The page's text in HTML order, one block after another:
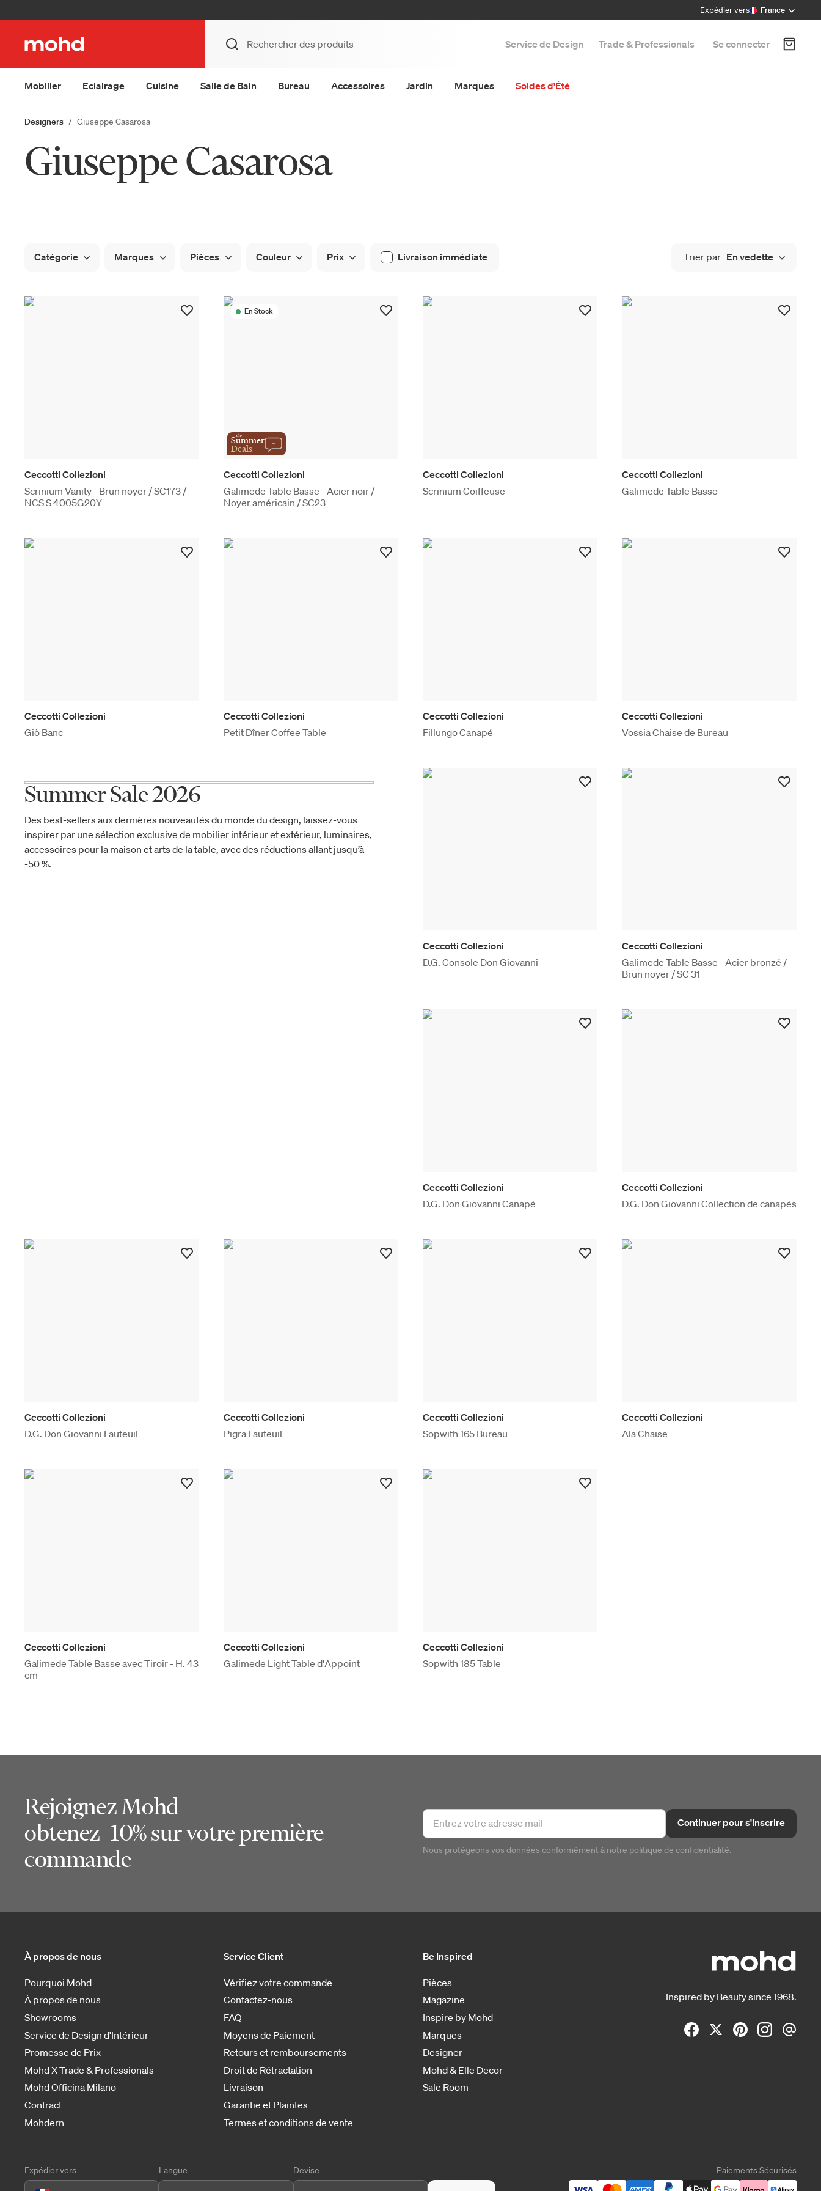
Expédier vers France
Service de Design Trade & Professionals Se connecter
Mobilier Eclairage Cuisine Salle de Bain Bureau Accessoires Jardin Marques Soldes d'Été
Designers Giuseppe Casarosa
Giuseppe Casarosa
Catégorie Marques Pièces Couleur Prix Livraison immédiate Trier par En vedette
Ceccotti Collezioni
Scrinium Vanity - Brun noyer / SC173 /
NCS S 4005G20Y
En Stock
the
Summer
Deals
Ceccotti Collezioni
Galimede Table Basse - Acier noir /
Noyer américain / SC23
Ceccotti Collezioni
Scrinium Coiffeuse
Ceccotti Collezioni
Galimede Table Basse
Ceccotti Collezioni
Giò Banc
Ceccotti Collezioni
Petit Dîner Coffee Table
Ceccotti Collezioni
Fillungo Canapé
Ceccotti Collezioni
Vossia Chaise de Bureau
Summer Sale 2026
Des best-sellers aux dernières nouveautés du monde du design, laissez-vous
inspirer par une sélection exclusive de mobilier intérieur et extérieur, luminaires,
accessoires pour la maison et arts de la table, avec des réductions allant jusqu’à
-50 %.
Ceccotti Collezioni
D.G. Console Don Giovanni
Ceccotti Collezioni
Galimede Table Basse - Acier bronzé /
Brun noyer / SC 31
Ceccotti Collezioni
D.G. Don Giovanni Canapé
Ceccotti Collezioni
D.G. Don Giovanni Collection de canapés
Ceccotti Collezioni
D.G. Don Giovanni Fauteuil
Ceccotti Collezioni
Pigra Fauteuil
Ceccotti Collezioni
Sopwith 165 Bureau
Ceccotti Collezioni
Ala Chaise
Ceccotti Collezioni
Galimede Table Basse avec Tiroir - H. 43
cm
Ceccotti Collezioni
Galimede Light Table d'Appoint
Ceccotti Collezioni
Sopwith 185 Table
Rejoignez Mohd
obtenez -10% sur votre première
commande
Continuer pour s'inscrire
Nous protégeons vos données conformément à notre politique de confidentialité.
Inspired by Beauty since 1968.
À propos de nous
Pourquoi Mohd
À propos de nous
Showrooms
Service de Design d'Intérieur
Promesse de Prix
Mohd X Trade & Professionals
Mohd Officina Milano
Contract
Mohdern
Service Client
Vérifiez votre commande
Contactez-nous
FAQ
Moyens de Paiement
Retours et remboursements
Droit de Rétractation
Livraison
Garantie et Plaintes
Termes et conditions de vente
Be Inspired
Pièces
Magazine
Inspire by Mohd
Marques
Designer
Mohd & Elle Decor
Sale Room
Expédier vers Langue Devise Paiements Sécurisés